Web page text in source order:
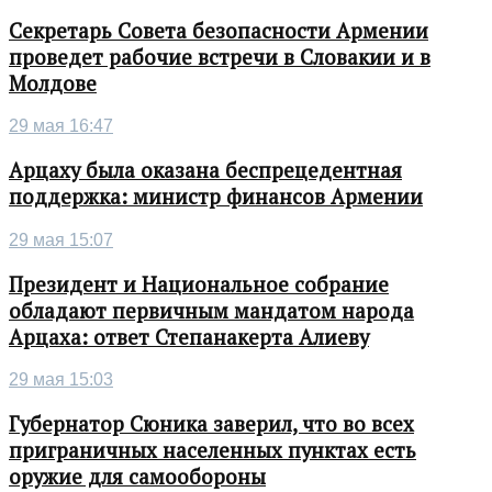
Секретарь Совета безопасности Армении
проведет рабочие встречи в Словакии и в
Молдове
29 мая 16:47
Арцаху была оказана беспрецедентная
поддержка: министр финансов Армении
29 мая 15:07
Президент и Национальное собрание
обладают первичным мандатом народа
Арцаха: ответ Степанакерта Алиеву
29 мая 15:03
Губернатор Сюника заверил, что во всех
приграничных населенных пунктах есть
оружие для самообороны